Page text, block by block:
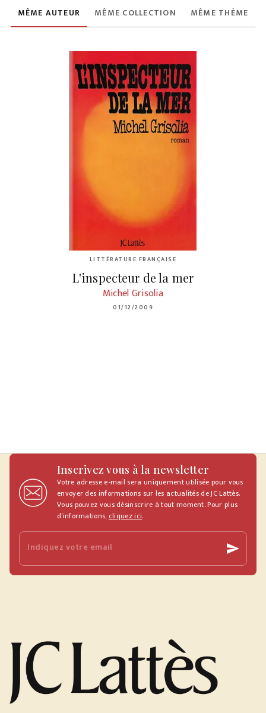
MÊME AUTEUR MÊME COLLECTION MÊME THÈME
LITTÉRATURE FRANÇAISE
L'inspecteur de la mer
Michel Grisolia
01/12/2009
Inscrivez vous à la newsletter
Votre adresse e-mail sera uniquement utilisée pour vous
envoyer des informations sur les actualités de JC Lattès.
Vous pouvez vous désinscrire à tout moment. Pour plus
d’informations,cliquez ici.
Indiquez votre email send